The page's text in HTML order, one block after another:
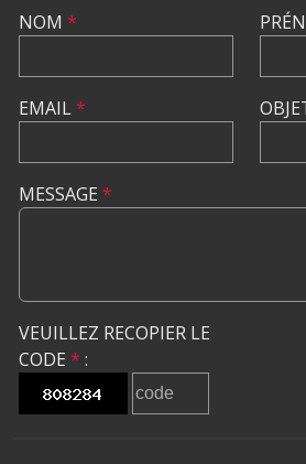
NOM *
EMAIL*
MESSAGE *
VEUILLEZ RECOPIER LE
CODE * :